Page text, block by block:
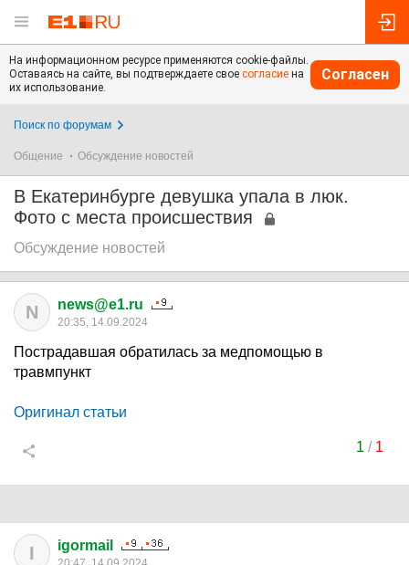
На информационном ресурсе применяются cookie-файлы.
Оставаясь на сайте, вы подтверждаете свое согласие на
их использование.
Согласен
Поиск по форумам
Общение Обсуждение новостей
В Екатеринбурге девушка упала в люк.
Фото с места происшествия
Обсуждение новостей
N news@e1.ru
20:35, 14.09.2024
Пострадавшая обратилась за медпомощью в
травмпункт
Оригинал статьи
1 / 1
I igormail